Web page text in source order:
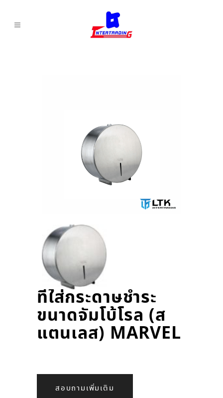
ที่ใส่กระดาษชำระ
ขนาดจัมโบ้โรล (ส
แตนเลส) MARVEL
สอบถามเพิ่มเติม